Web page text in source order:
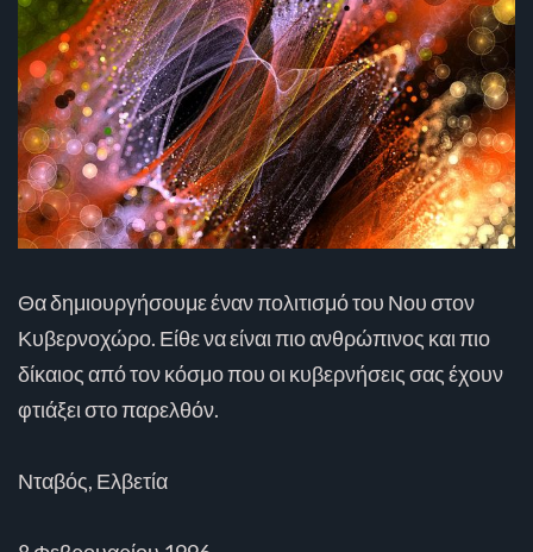
Θα δημιουργήσουμε έναν πολιτισμό του Νου στον
Κυβερνοχώρο. Είθε να είναι πιο ανθρώπινος και πιο
δίκαιος από τον κόσμο που οι κυβερνήσεις σας έχουν
φτιάξει στο παρελθόν.
Νταβός, Ελβετία